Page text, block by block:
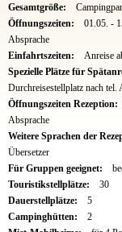
Gesamtgröße:
Öffnungszeiten:
01.05. -
Absprache
Einfahrtszeiten:
Anreise
Spezielle Plätze für
Durchreisestellplatz nach tel.
Öffnungszeiten Rezeption:
Absprache
Weitere Sprachen der
Übersetzer
Für Gruppen geeignet:
Touristikstellplätze:
30
Dauerstellplätze:
5
Campinghütten:
2